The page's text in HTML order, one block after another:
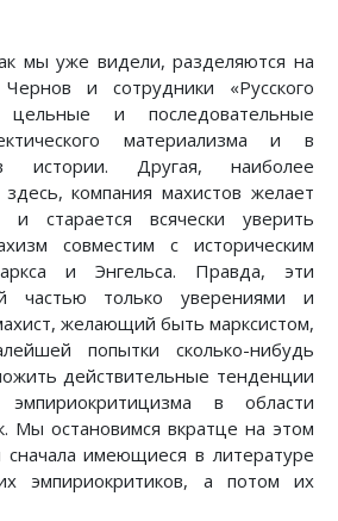
мы уже видели, разделяются на
и сотрудники «Русского
и последовательные
материализма и в
Другая, наиболее
компания махистов желает
и старается всячески уверить
совместим с историческим
и Энгельса. Правда, эти
частью только уверениями и
желающий быть марксистом,
попытки сколько-нибудь
действительные тенденции
эмпириокритицизма в области
Мы остановимся вкратце на этом
имеющиеся в литературе
эмпириокритиков, а потом их